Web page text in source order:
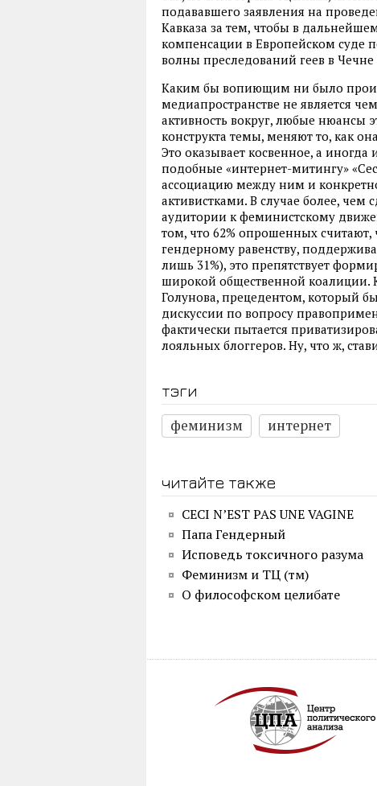
подававшего заявления на
Кавказа за тем, чтобы в
компенсации в Европейском суде
волны преследований геев в Чечне
Каким бы вопиющим ни было
медиапространстве не является
активность вокруг, любые нюансы
конструкта темы, меняют то, как
Это оказывает косвенное, а
подобные «интернет-митингу»
ассоциацию между ним и
активистками. В случае более,
аудитории к феминистскому
том, что 62% опрошенных
гендерному равенству,
лишь 31%), это препятствует
широкой общественной коалиции.
Голунова, прецедентом, который
дискуссии по вопросу
фактически пытается
лояльных блоггеров. Ну, что ж,
тэги
феминизм
интернет
читайте также
CECI N’EST PAS UNE VAGINE
Папа Гендерный
Исповедь токсичного разума
Феминизм и ТЦ (тм)
О философском целибате